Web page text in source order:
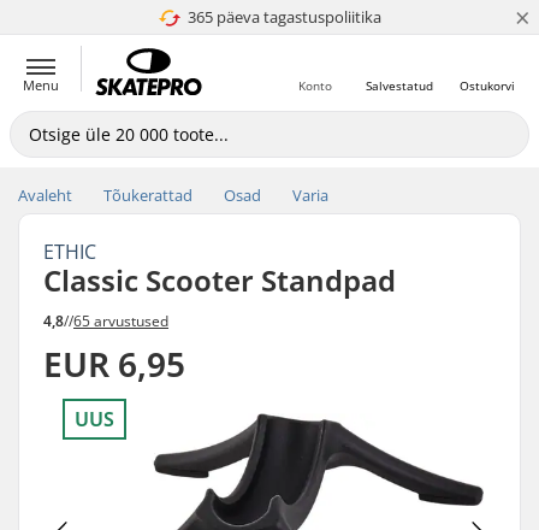
365 päeva tagastuspoliitika
4.8 paljaks 5 ×
Menu Ostukorvi
Salvestatud
Konto
Avaleht Tõukerattad Osad Varia
ETHIC
Classic Scooter Standpad
4,8//65 arvustused
EUR 6,95
UUS